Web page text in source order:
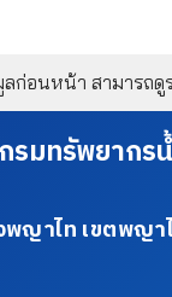
ก่อนหน้า สามารถดู
รมทรัพยากร
ญาไท เขตพญ